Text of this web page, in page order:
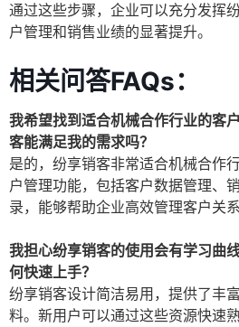
通过这些步骤，企业可以充分发挥
户管理和销售业绩的显著提升。
相关问答FAQs：
我希望找到适合机械合作行业的客
客能满足我的需求吗？
是的，纷享销客非常适合机械合作
户管理功能，包括客户数据管理、
录，能够帮助企业高效管理客户关
我担心纷享销客的使用会有学习曲
何快速上手？
纷享销客设计简洁易用，提供了丰
料。新用户可以通过这些资源快速